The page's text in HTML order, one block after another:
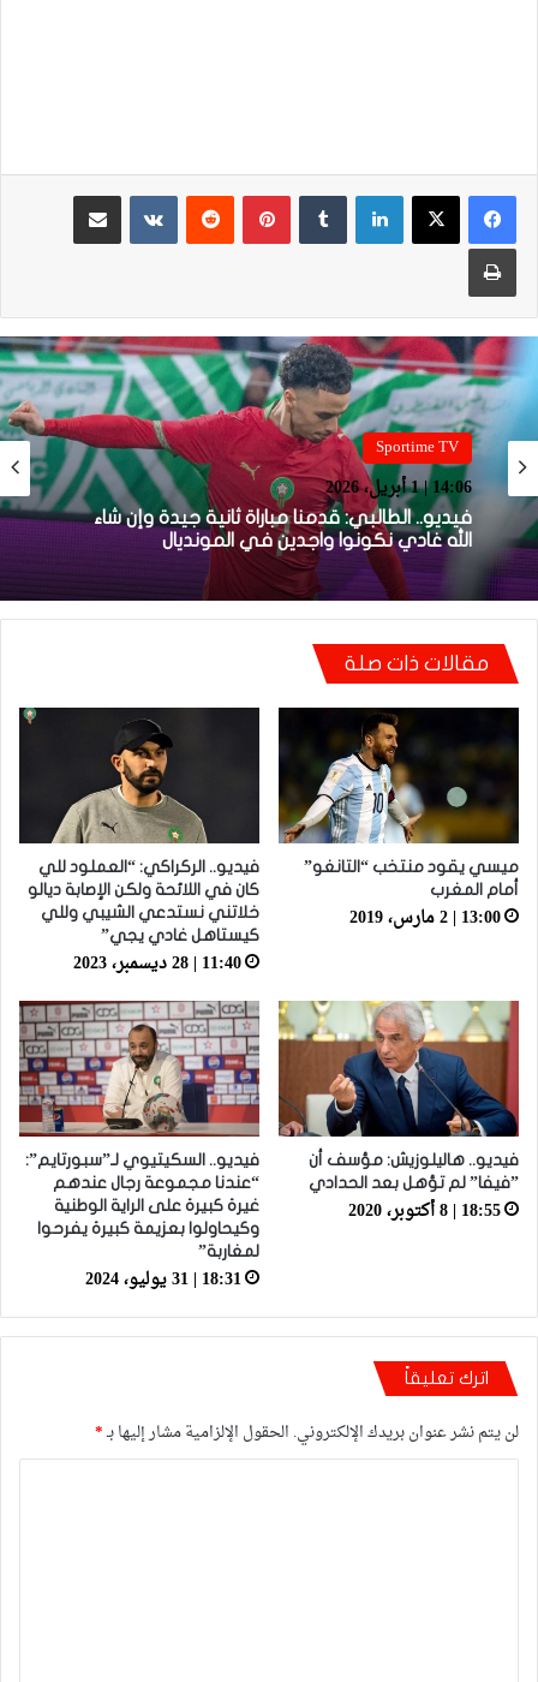
لينكدإن بينتيريست
مشاركة عبر البريد
طباعة
Sportime TV
14:06 | 1 أبريل، 2026
فيديو.. الطالبي: قدمنا مباراة ثانية جيدة وإن شاء
الله غادي نكونوا واجدين في المونديال
Sportime TV
14:05 | 1 أبريل، 2026
فيديو.. بونو: اللاعبين تعاملو مزيان مع المباراة وخا
مكانتش ساهلة وحنا كنحاولوا نركزوا باش نعاونوا
المنتخب
مقالات ذات صلة
ميسي يقود منتخب “التانغو”
أمام المغرب
13:00 | 2 مارس، 2019
فيديو.. الركراكي: “العملود للي
كان في اللائحة ولكن الإصابة ديالو
خلاتني نستدعي الشيبي وللي
كيستاهل غادي يجي”
11:40 | 28 ديسمبر، 2023
فيديو.. هاليلوزيش: مؤسف أن
”فيفا” لم تؤهل بعد الحدادي
18:55 | 8 أكتوبر، 2020
فيديو.. السكيتيوي لـ”سبورتايم”:
“عندنا مجموعة رجال عندهم
غيرة كبيرة على الراية الوطنية
وكيحاولوا بعزيمة كبيرة يفرحوا
لمغاربة”
18:31 | 31 يوليو، 2024
اترك تعليقاً
لن يتم نشر عنوان بريدك الإلكتروني. الحقول الإلزامية مشار إليها بـ*